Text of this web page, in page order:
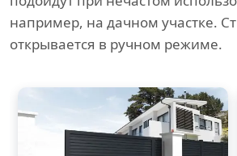
например, на дачном участке.
открывается в ручном режиме.